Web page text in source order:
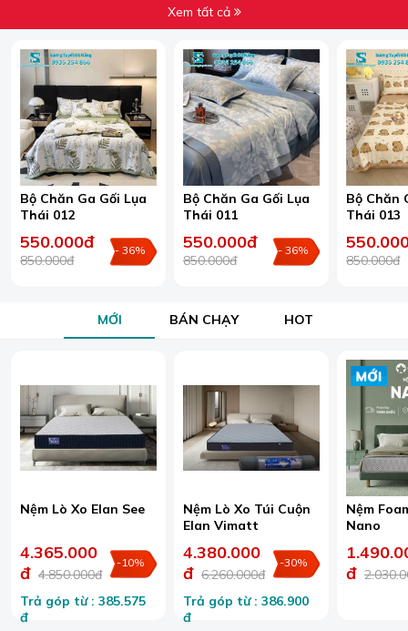
Xem tất cả
Bộ Chăn Ga Gối Lụa
Thái 012
550.000đ
850.000đ
- 36%
Bộ Chăn Ga Gối Lụa
Thái 011
550.000đ
850.000đ
- 36%
Bộ Chăn
Thái 013
850.000đ
MỚI BÁN CHẠY HOT
Nệm Lò Xo Elan See
4.365.000
đ 4.850.000đ
-10%
Trả góp từ : 385.575
đ
Nệm Lò Xo Túi Cuộn
Elan Vimatt
4.380.000
đ 6.260.000đ
-30%
Trả góp từ : 386.900
đ
Nệm
Nano
đ